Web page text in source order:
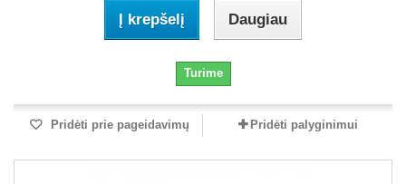
Į krepšelį Daugiau
Turime
Pridėti prie pageidavimų Pridėti palyginimui